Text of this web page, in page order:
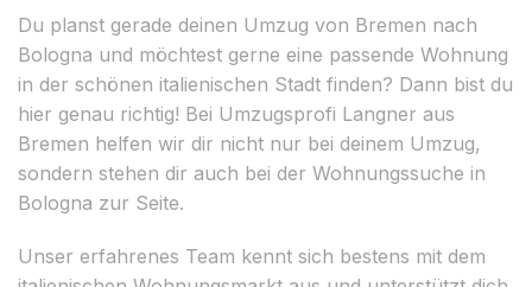
Du planst gerade deinen Umzug von Bremen nach
Bologna und möchtest gerne eine passende Wohnung
in der schönen italienischen Stadt finden? Dann bist du
hier genau richtig! Bei Umzugsprofi Langner aus
Bremen helfen wir dir nicht nur bei deinem Umzug,
sondern stehen dir auch bei der Wohnungssuche in
Bologna zur Seite.
Unser erfahrenes Team kennt sich bestens mit dem